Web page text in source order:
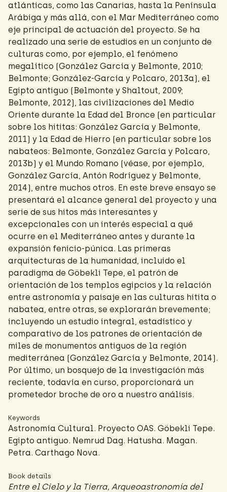
atlánticas, como las Canarias, hasta la Península
Arábiga y más allá, con el Mar Mediterráneo como
eje principal de actuación del proyecto. Se ha
realizado una serie de estudios en un conjunto de
culturas como, por ejemplo, el fenómeno
megalítico (González García y Belmonte, 2010;
Belmonte; González-García y Polcaro, 2013a), el
Egipto antiguo (Belmonte y Shaltout, 2009;
Belmonte, 2012), las civilizaciones del Medio
Oriente durante la Edad del Bronce (en particular
sobre los hititas: González García y Belmonte,
2011) y la Edad de Hierro (en particular sobre los
nabateos: Belmonte, González García y Polcaro,
2013b) y el Mundo Romano (véase, por ejemplo,
González García, Antón Rodríguez y Belmonte,
2014), entre muchos otros. En este breve ensayo se
presentará el alcance general del proyecto y una
serie de sus hitos más interesantes y
excepcionales con un interés especial a qué
ocurre en el Mediterráneo antes y durante la
expansión fenicio-púnica. Las primeras
arquitecturas de la humanidad, incluido el
paradigma de Göbekli Tepe, el patrón de
orientación de los templos egipcios y la relación
entre astronomía y paisaje en las culturas hitita o
nabatea, entre otras, se explorarán brevemente;
incluyendo un estudio integral, estadístico y
comparativo de los patrones de orientación de
miles de monumentos antiguos de la región
mediterránea (González García y Belmonte, 2014).
Por último, un bosquejo de la investigación más
reciente, todavía en curso, proporcionará un
prometedor broche de oro a nuestro análisis.
Keywords
Astronomía Cultural. Proyecto OAS. Göbekli Tepe.
Egipto antiguo. Nemrud Dag. Hatusha. Magan.
Petra. Carthago Nova.
Book details
Entre el Cielo y la Tierra, Arqueoastronomía del